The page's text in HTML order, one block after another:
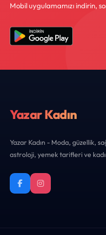
Mobil uygulamamızı indirin,
Yazar Kadın
Yazar Kadın - Moda, güzellik,
astroloji, yemek tarifleri ve